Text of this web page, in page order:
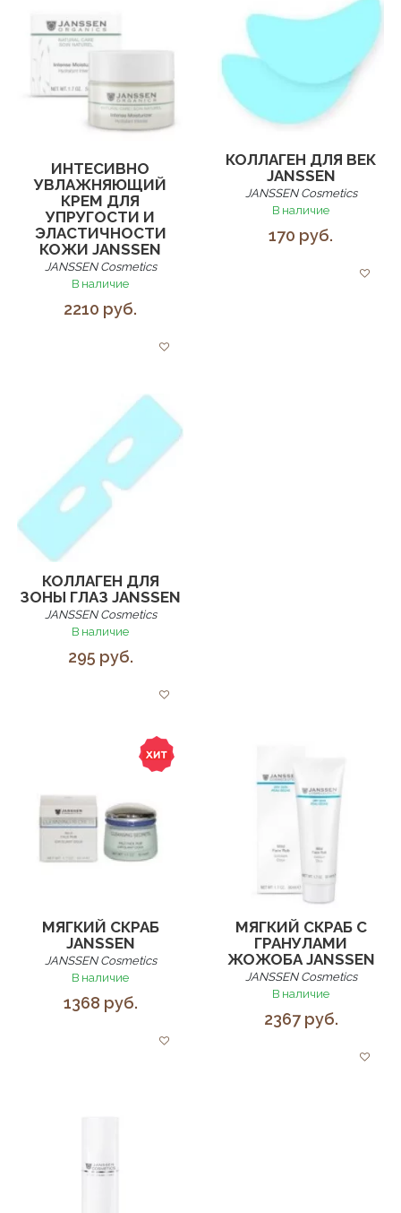
ИНТЕСИВНО
УВЛАЖНЯЮЩИЙ
КРЕМ ДЛЯ
УПРУГОСТИ И
ЭЛАСТИЧНОСТИ
КОЖИ JANSSEN
JANSSEN Cosmetics
В наличие
2210 руб.
КОЛЛАГЕН ДЛЯ ВЕК
JANSSEN
JANSSEN Cosmetics
В наличие
170 руб.
КОЛЛАГЕН ДЛЯ
ЗОНЫ ГЛАЗ JANSSEN
JANSSEN Cosmetics
В наличие
295 руб.
МЯГКИЙ СКРАБ
JANSSEN
JANSSEN Cosmetics
В наличие
1368 руб.
МЯГКИЙ СКРАБ С
ГРАНУЛАМИ
ЖОЖОБА JANSSEN
JANSSEN Cosmetics
В наличие
2367 руб.